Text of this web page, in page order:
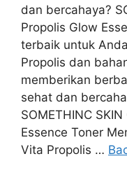
dan bercahaya?
Propolis Glow
terbaik untuk
Propolis dan
memberikan
sehat dan
SOMETHINC
Essence Toner
Vita Propolis …